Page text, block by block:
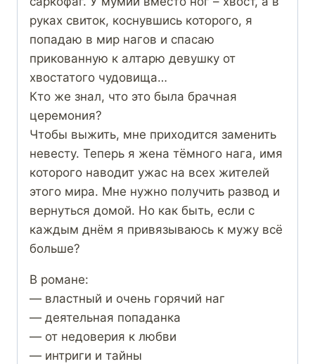
руках свиток, коснувшись которого, я
попадаю в мир нагов и спасаю
прикованную к алтарю девушку от
хвостатого чудовища…
Кто же знал, что это была брачная
церемония?
Чтобы выжить, мне приходится заменить
невесту. Теперь я жена тёмного нага, имя
которого наводит ужас на всех жителей
этого мира. Мне нужно получить развод и
вернуться домой. Но как быть, если с
каждым днём я привязываюсь к мужу всё
больше?
В романе:
— властный и очень горячий наг
— деятельная попаданка
— от недоверия к любви
— интриги и тайны